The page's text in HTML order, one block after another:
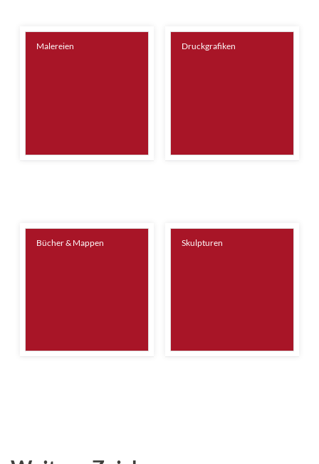
Malereien Druckgrafiken
Bücher & Mappen Skulpturen